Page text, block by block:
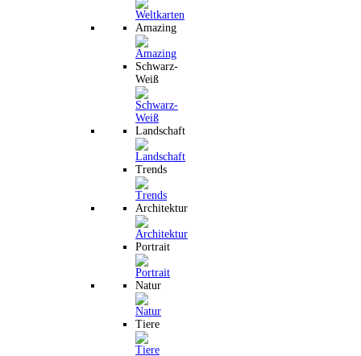
Amazing
Schwarz-
Weiß
Landschaft
Trends
Architektur
Portrait
Natur
Tiere